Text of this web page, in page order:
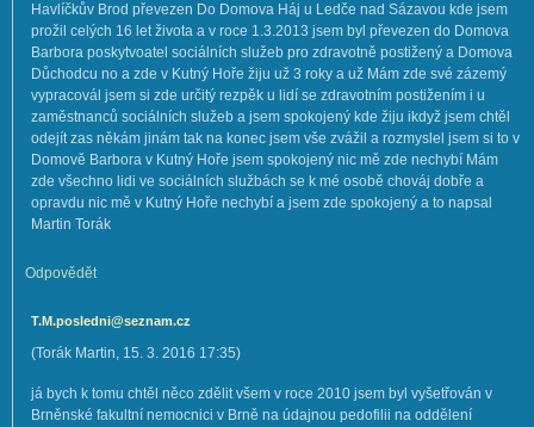
Havlíčkův Brod převezen Do Domova Háj u Ledče nad Sázavou kde jsem
prožil celých 16 let života a v roce 1.3.2013 jsem byl převezen do Domova
Barbora poskytvoatel sociálních služeb pro zdravotně postižený a Domova
Důchodcu no a zde v Kutný Hoře žiju už 3 roky a už Mám zde své zázemý
vypracovál jsem si zde určitý rezpěk u lidí se zdravotním postižením i u
zaměstnanců sociálních služeb a jsem spokojený kde žiju ikdyž jsem chtěl
odejít zas někám jinám tak na konec jsem vše zvážil a rozmyslel jsem si to v
Domově Barbora v Kutný Hoře jsem spokojený nic mě zde nechybí Mám
zde všechno lidi ve sociálních službách se k mé osobě chováj dobře a
opravdu nic mě v Kutný Hoře nechybí a jsem zde spokojený a to napsal
Martin Torák
Odpovědět
T.M.posledni@seznam.cz
(Torák Martin, 15. 3. 2016 17:35)
já bych k tomu chtěl něco zdělit všem v roce 2010 jsem byl vyšetřován v
Brněnské fakultní nemocnici v Brně na údajnou pedofilii na oddělení